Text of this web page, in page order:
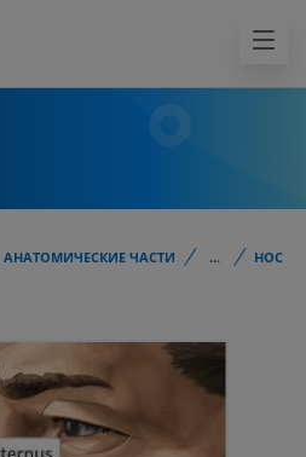
АНАТОМИЧЕСКИЕ ЧАСТИ ...
НОС